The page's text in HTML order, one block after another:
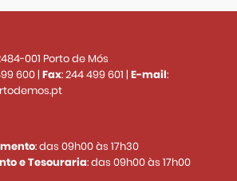
001 Porto de Mós
600| Fax:244 499 601 | E-mail:
: das 09h00 às 17h30
e Tesouraria: das 09h00 às 17h00